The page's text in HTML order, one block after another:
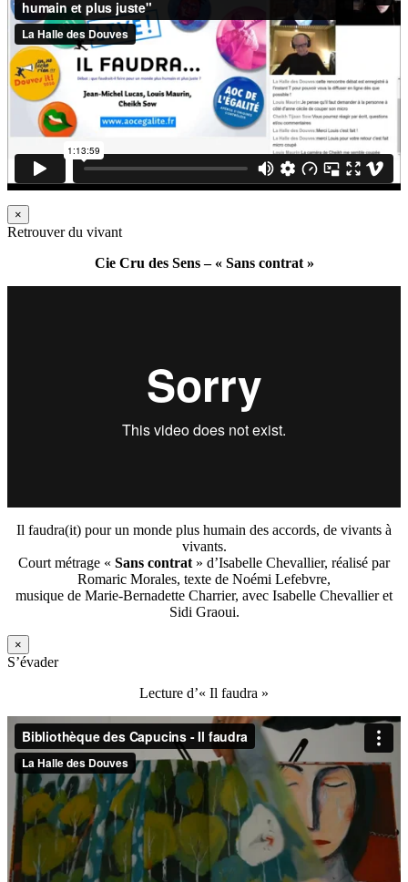
×
Retrouver du vivant
Cie Cru des Sens – « Sans contrat »
Il faudra(it) pour un monde plus humain des accords, de vivants à
vivants.
Court métrage « Sans contrat » d’Isabelle Chevallier, réalisé par
Romaric Morales, texte de Noémi Lefebvre,
musique de Marie-Bernadette Charrier, avec Isabelle Chevallier et
Sidi Graoui.
×
S’évader
Lecture d’« Il faudra »